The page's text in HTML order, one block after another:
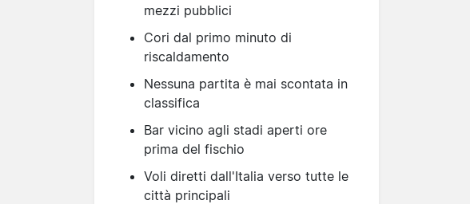
mezzi pubblici
Cori dal primo minuto di
riscaldamento
Nessuna partita è mai scontata in
classifica
Bar vicino agli stadi aperti ore
prima del fischio
Voli diretti dall'Italia verso tutte le
città principali